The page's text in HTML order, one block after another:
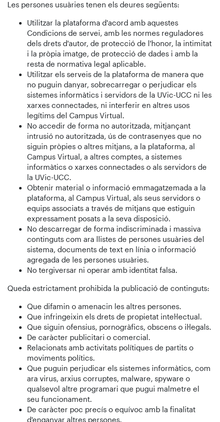
Les persones usuàries tenen els deures següents:
Utilitzar la plataforma d'acord amb aquestes
Condicions de servei, amb les normes reguladores
dels drets d'autor, de protecció de l'honor, la intimitat
i la pròpia imatge, de protecció de dades i amb la
resta de normativa legal aplicable.
Utilitzar els serveis de la plataforma de manera que
no puguin danyar, sobrecarregar o perjudicar els
sistemes informàtics i servidors de la UVic-UCC ni les
xarxes connectades, ni interferir en altres usos
legítims del Campus Virtual.
No accedir de forma no autoritzada, mitjançant
intrusió no autoritzada, ús de contrasenyes que no
siguin pròpies o altres mitjans, a la plataforma, al
Campus Virtual, a altres comptes, a sistemes
informàtics o xarxes connectades o als servidors de
la UVic-UCC.
Obtenir material o informació emmagatzemada a la
plataforma, al Campus Virtual, als seus servidors o
equips associats a través de mitjans que estiguin
expressament posats a la seva disposició.
No descarregar de forma indiscriminada i massiva
continguts com ara llistes de persones usuàries del
sistema, documents de text en línia o informació
agregada de les persones usuàries.
No tergiversar ni operar amb identitat falsa.
Queda estrictament prohibida la publicació de continguts:
Que difamin o amenacin les altres persones.
Que infringeixin els drets de propietat intel·lectual.
Que siguin ofensius, pornogràfics, obscens o il·legals.
De caràcter publicitari o comercial.
Relacionats amb activitats polítiques de partits o
moviments polítics.
Que puguin perjudicar els sistemes informàtics, com
ara virus, arxius corruptes, malware, spyware o
qualsevol altre programari que pugui malmetre el
seu funcionament.
De caràcter poc precís o equívoc amb la finalitat
d'enganyar altres persones.